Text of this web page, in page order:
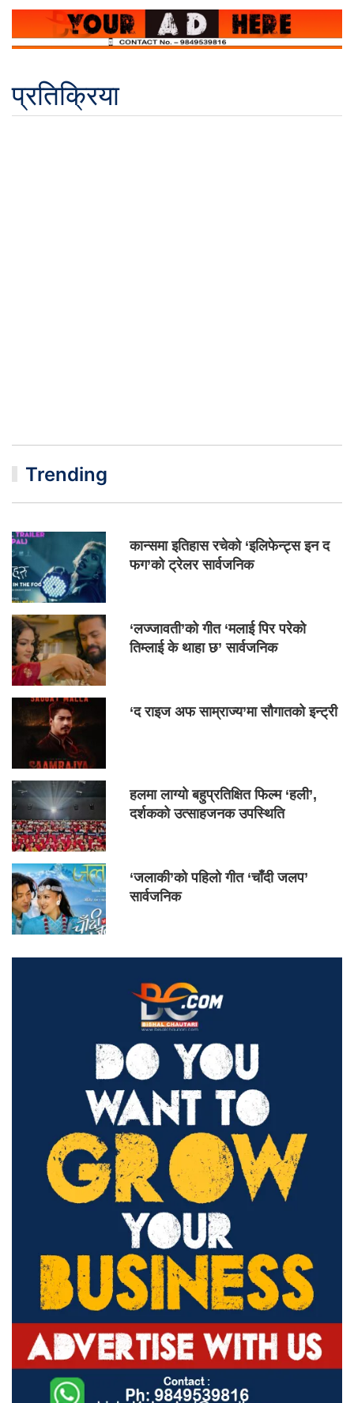
प्रतिक्रिया
Trending
कान्समा इतिहास रचेको ‘इलिफेन्ट्स इन द
फग’को ट्रेलर सार्वजनिक
‘लज्जावती’को गीत ‘मलाई पिर परेको
तिम्लाई के थाहा छ’ सार्वजनिक
‘द राइज अफ साम्राज्य’मा सौगातको इन्ट्री
हलमा लाग्यो बहुप्रतिक्षित फिल्म ‘हली’,
दर्शकको उत्साहजनक उपस्थिति
‘जलाकी’को पहिलो गीत ‘चाँदी जलप’
सार्वजनिक